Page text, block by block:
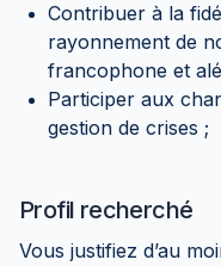
Contribuer à la
rayonnement de
francophone et
Participer aux
gestion de crises ;
Profil recherché
Vous justifiez d’au